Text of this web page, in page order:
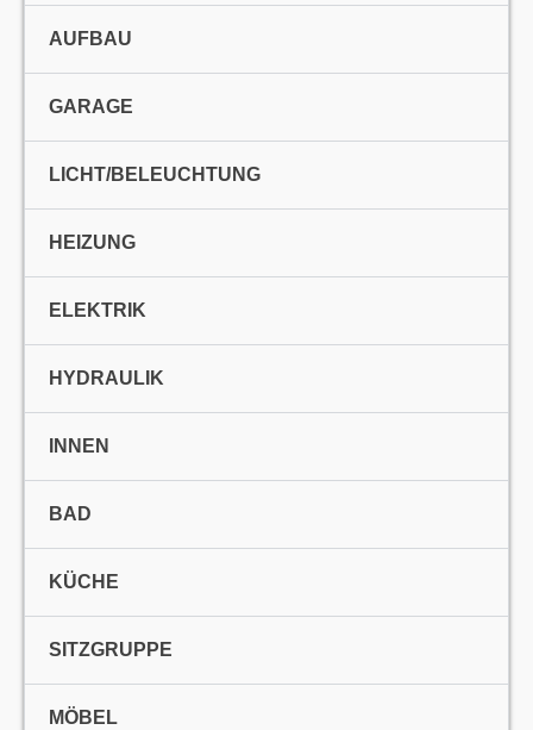
AUFBAU
GARAGE
LICHT/BELEUCHTUNG
HEIZUNG
ELEKTRIK
HYDRAULIK
INNEN
BAD
KÜCHE
SITZGRUPPE
MÖBEL